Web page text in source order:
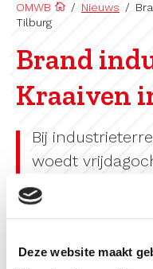
Deze website maakt
OMWB / Nieuws /
Tilburg
Brand
Kraaiven
Bij
woedt
een grote brand.